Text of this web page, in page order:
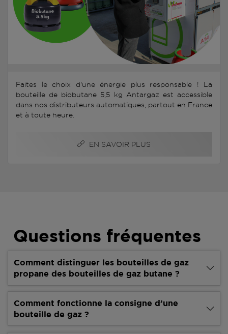
Faites le choix d'une énergie plus responsable ! La
bouteille de biobutane 5,5 kg Antargaz est accessible
dans nos distributeurs automatiques, partout en France
et à toute heure.
EN SAVOIR PLUS
Questions fréquentes
Comment distinguer les bouteilles de gaz
propane des bouteilles de gaz butane ?
Comment fonctionne la consigne d’une
bouteille de gaz ?